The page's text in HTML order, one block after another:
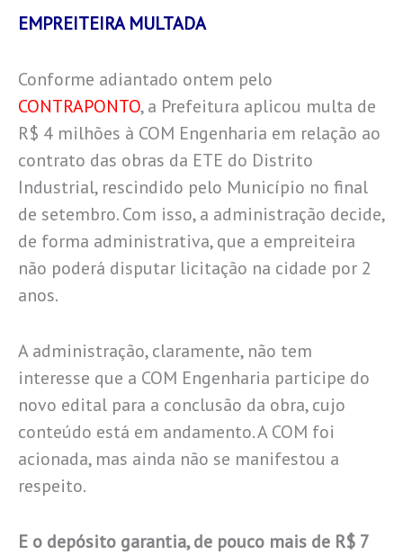
EMPREITEIRA MULTADA
Conforme adiantado ontem pelo
CONTRAPONTO, a Prefeitura aplicou multa de
R$ 4 milhões à COM Engenharia em relação ao
contrato das obras da ETE do Distrito
Industrial, rescindido pelo Município no final
de setembro. Com isso, a administração decide,
de forma administrativa, que a empreiteira
não poderá disputar licitação na cidade por 2
anos.
A administração, claramente, não tem
interesse que a COM Engenharia participe do
novo edital para a conclusão da obra, cujo
conteúdo está em andamento. A COM foi
acionada, mas ainda não se manifestou a
respeito.
E o depósito garantia, de pouco mais de R$ 7